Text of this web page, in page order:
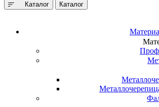
Каталог Каталог